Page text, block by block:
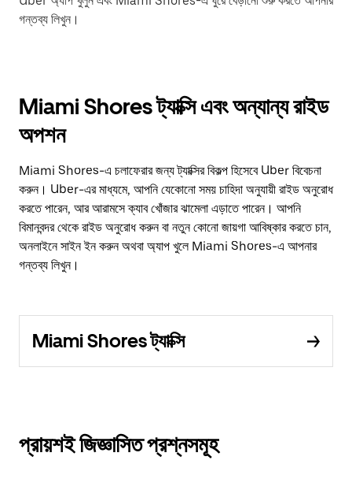
গন্তব্য লিখুন।
Miami Shores ট্যাক্সি এবং অন্যান্য রাইড
অপশন
Miami Shores-এ চলাফেরার জন্য ট্যাক্সির বিকল্প হিসেবে Uber বিবেচনা
করুন। Uber-এর মাধ্যমে, আপনি যেকোনো সময় চাহিদা অনুযায়ী রাইড অনুরোধ
করতে পারেন, আর আরামসে ক্যাব খোঁজার ঝামেলা এড়াতে পারেন। আপনি
বিমানবন্দর থেকে রাইড অনুরোধ করুন বা নতুন কোনো জায়গা আবিষ্কার করতে চান,
অনলাইনে সাইন ইন করুন অথবা অ্যাপ খুলে Miami Shores-এ আপনার
গন্তব্য লিখুন।
Miami Shores ট্যাক্সি
প্রায়শই জিজ্ঞাসিত প্রশ্নসমূহ